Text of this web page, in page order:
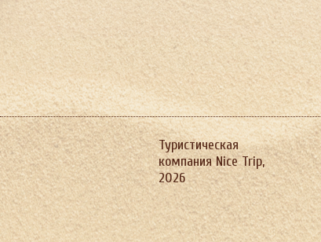
Туристическая
компания Nice Trip,
2026